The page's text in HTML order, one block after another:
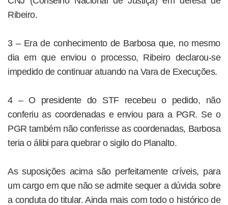
Ribeiro.
3 – Era de conhecimento de Barbosa que, no mesmo
dia em que enviou o processo, Ribeiro declarou-se
impedido de continuar atuando na Vara de Execuções.
4 – O presidente do STF recebeu o pedido, não
conferiu as coordenadas e enviou para a PGR. Se o
PGR também não conferisse as coordenadas, Barbosa
teria o álibi para quebrar o sigilo do Planalto.
As suposições acima são perfeitamente críveis, para
um cargo em que não se admite sequer a dúvida sobre
a conduta do titular. Ainda mais com todo o histórico de